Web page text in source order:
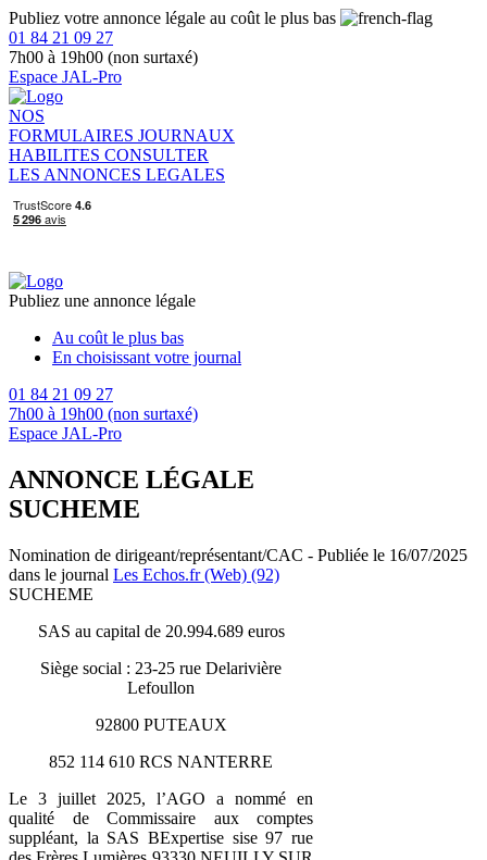
Publiez votre annonce légale au coût le plus bas
01 84 21 09 27
7h00 à 19h00 (non surtaxé)
Espace JAL-Pro
NOS
FORMULAIRES JOURNAUX
HABILITES CONSULTER
LES ANNONCES LEGALES
Publiez une annonce légale
Au coût le plus bas
En choisissant votre journal
01 84 21 09 27
7h00 à 19h00 (non surtaxé)
Espace JAL-Pro
ANNONCE LÉGALE
SUCHEME
Nomination de dirigeant/représentant/CAC - Publiée le 16/07/2025
dans le journal Les Echos.fr (Web) (92)
SUCHEME
SAS au capital de 20.994.689 euros
Siège social : 23-25 rue Delarivière
Lefoullon
92800 PUTEAUX
852 114 610 RCS NANTERRE
Le 3 juillet 2025, l’AGO a nommé en
qualité de Commissaire aux comptes
suppléant, la SAS BExpertise sise 97 rue